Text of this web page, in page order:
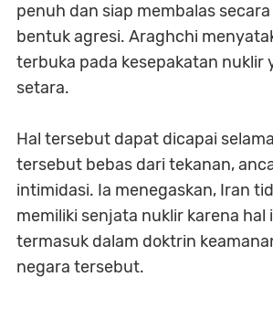
penuh dan siap membalas
bentuk agresi. Araghchi
terbuka pada kesepakatan nuklir
setara.
Hal tersebut dapat dicapai
tersebut bebas dari tekanan,
intimidasi. Ia menegaskan, Iran
memiliki senjata nuklir karena hal
termasuk dalam doktrin
negara tersebut.